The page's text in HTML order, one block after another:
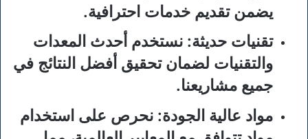
يضمن تقديم خدمات احترافية.
تقنيات حديثة: نستخدم أحدث المعدات
والتقنيات لضمان تحقيق أفضل النتائج في
جميع مشاريعنا.
مواد عالية الجودة: نحرص على استخدام